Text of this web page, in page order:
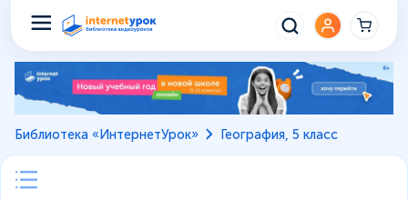
Библиотека «ИнтернетУрок» География, 5 класс